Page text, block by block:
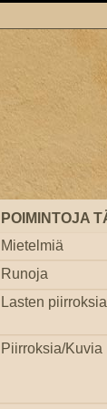
POIMINTOJA
Mietelmiä
Runoja
Lasten piirroksia
Piirroksia/Kuvia